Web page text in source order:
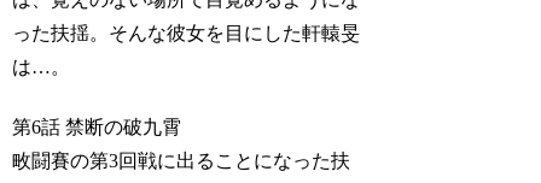
った扶揺。そんな彼女を目にした軒轅旻
は…。
第6話 禁断の破九霄
畋闘賽の第3回戦に出ることになった扶